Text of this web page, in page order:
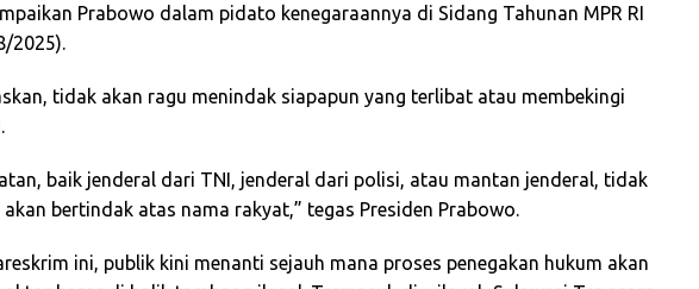
Prabowo dalam pidato kenegaraannya di Sidang Tahunan MPR RI
2025).
tidak akan ragu menindak siapapun yang terlibat atau membekingi
baik jenderal dari TNI, jenderal dari polisi, atau mantan jenderal, tidak
bertindak atas nama rakyat,” tegas Presiden Prabowo.
ini, publik kini menanti sejauh mana proses penegakan hukum akan